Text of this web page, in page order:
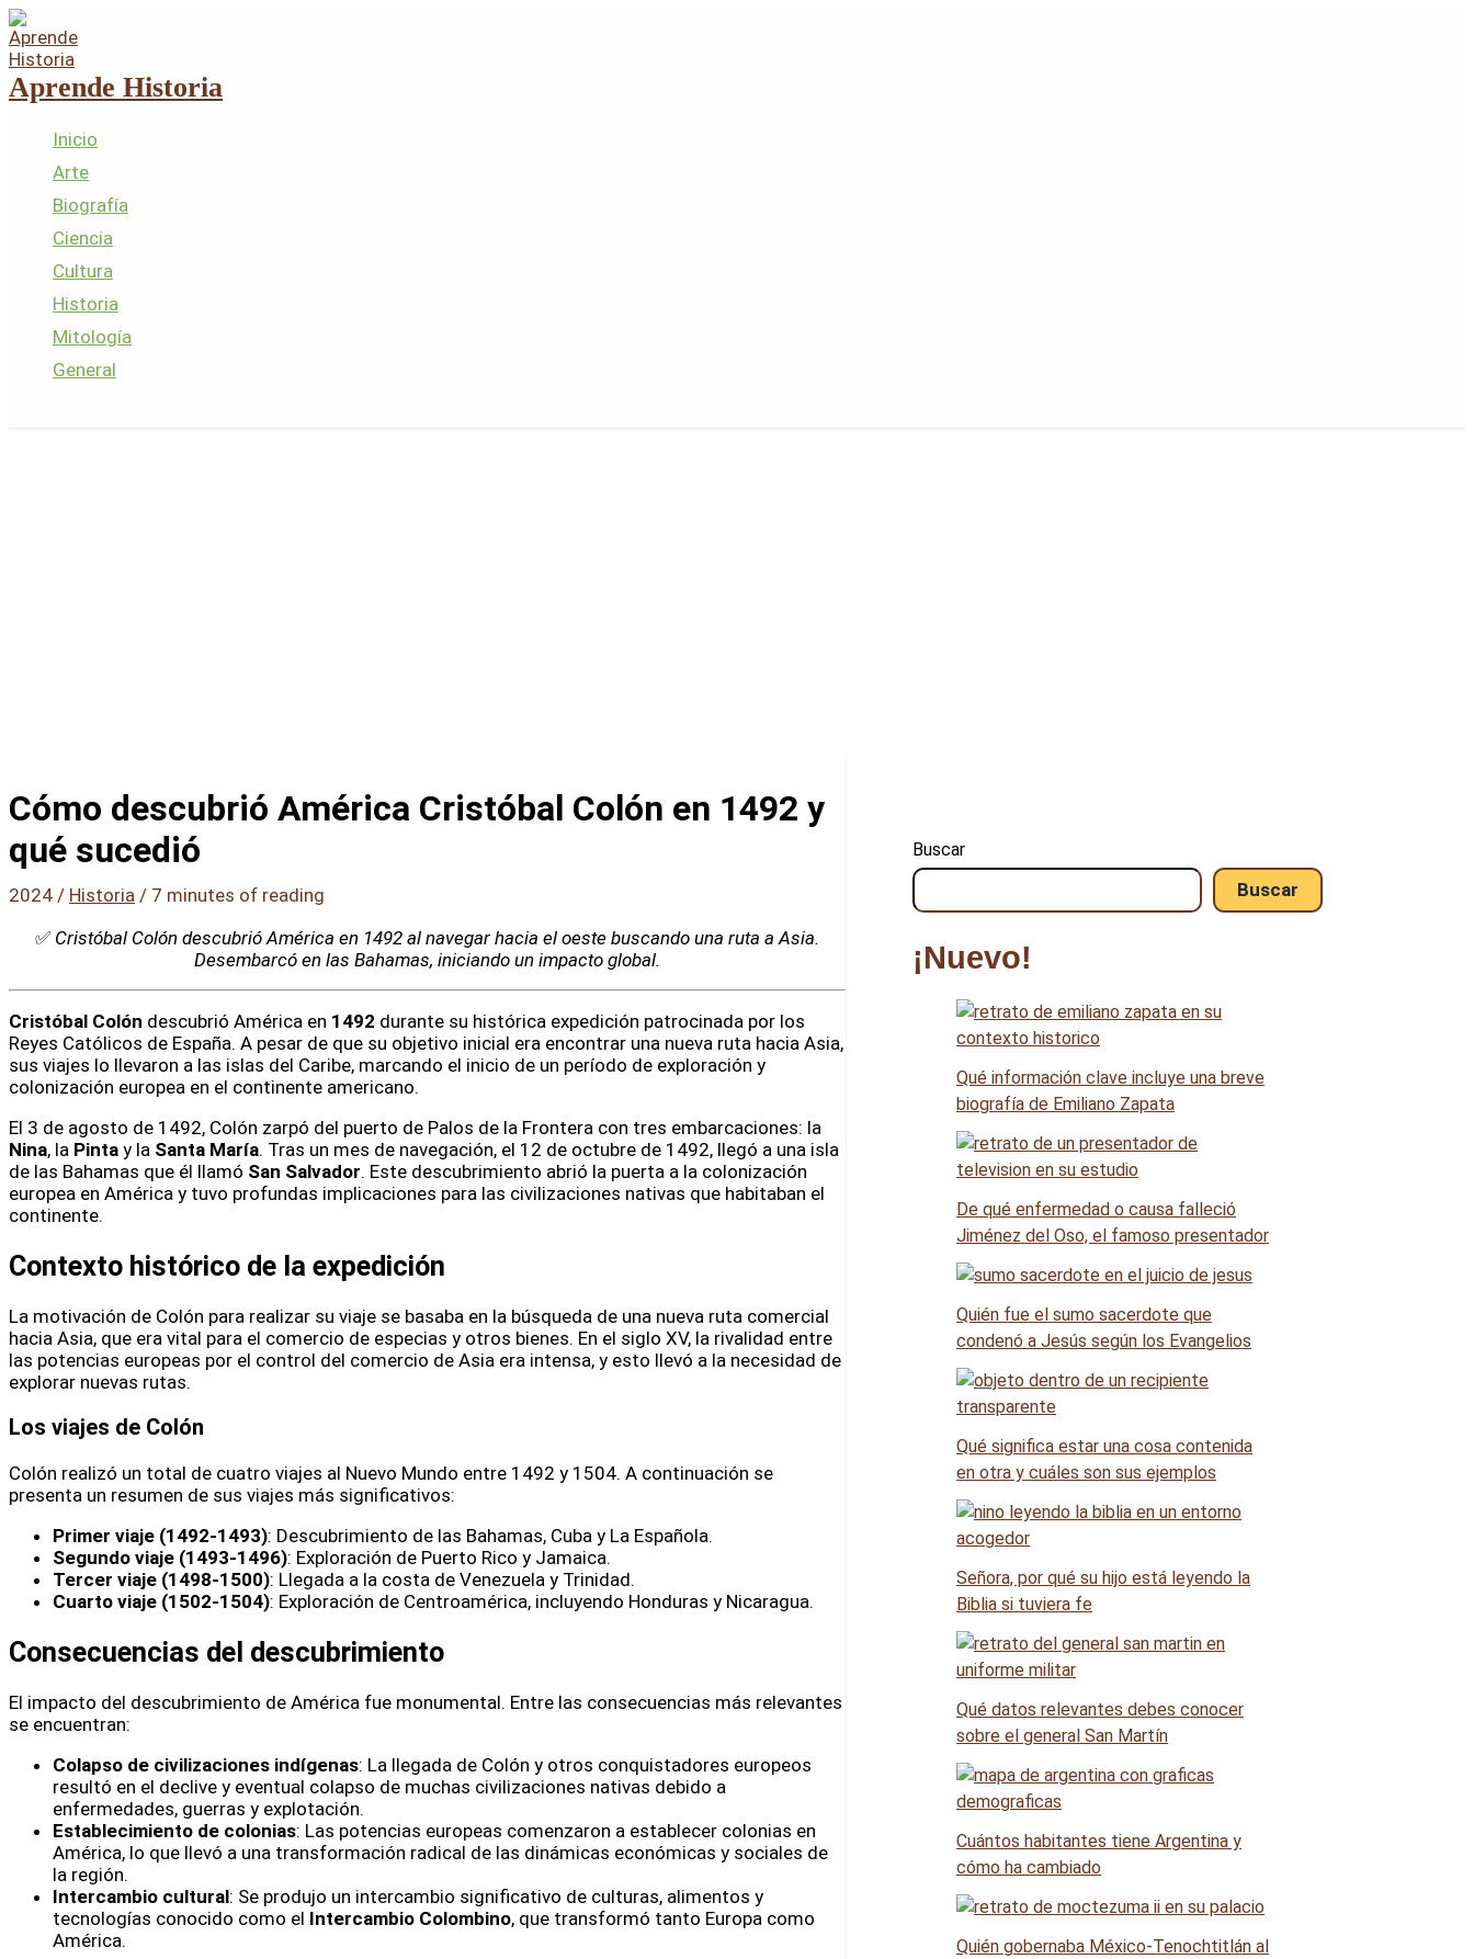
Ir
al
contenido
Aprende Historia
Inicio
Arte
Biografía
Ciencia
Cultura
Historia
Mitología
General
Cómo descubrió América Cristóbal Colón en 1492 y
qué sucedió
2024 / Historia / 7 minutes of reading
✅ Cristóbal Colón descubrió América en 1492 al navegar hacia el oeste buscando una ruta a Asia.
Desembarcó en las Bahamas, iniciando un impacto global.
Cristóbal Colón descubrió América en 1492 durante su histórica expedición patrocinada por los
Reyes Católicos de España. A pesar de que su objetivo inicial era encontrar una nueva ruta hacia Asia,
sus viajes lo llevaron a las islas del Caribe, marcando el inicio de un período de exploración y
colonización europea en el continente americano.
El 3 de agosto de 1492, Colón zarpó del puerto de Palos de la Frontera con tres embarcaciones: la
Nina, la Pinta y la Santa María. Tras un mes de navegación, el 12 de octubre de 1492, llegó a una isla
de las Bahamas que él llamó San Salvador. Este descubrimiento abrió la puerta a la colonización
europea en América y tuvo profundas implicaciones para las civilizaciones nativas que habitaban el
continente.
Contexto histórico de la expedición
La motivación de Colón para realizar su viaje se basaba en la búsqueda de una nueva ruta comercial
hacia Asia, que era vital para el comercio de especias y otros bienes. En el siglo XV, la rivalidad entre
las potencias europeas por el control del comercio de Asia era intensa, y esto llevó a la necesidad de
explorar nuevas rutas.
Los viajes de Colón
Colón realizó un total de cuatro viajes al Nuevo Mundo entre 1492 y 1504. A continuación se
presenta un resumen de sus viajes más significativos:
Primer viaje (1492-1493): Descubrimiento de las Bahamas, Cuba y La Española.
Segundo viaje (1493-1496): Exploración de Puerto Rico y Jamaica.
Tercer viaje (1498-1500): Llegada a la costa de Venezuela y Trinidad.
Cuarto viaje (1502-1504): Exploración de Centroamérica, incluyendo Honduras y Nicaragua.
Consecuencias del descubrimiento
El impacto del descubrimiento de América fue monumental. Entre las consecuencias más relevantes
se encuentran:
Colapso de civilizaciones indígenas: La llegada de Colón y otros conquistadores europeos
resultó en el declive y eventual colapso de muchas civilizaciones nativas debido a
enfermedades, guerras y explotación.
Establecimiento de colonias: Las potencias europeas comenzaron a establecer colonias en
América, lo que llevó a una transformación radical de las dinámicas económicas y sociales de
la región.
Intercambio cultural: Se produjo un intercambio significativo de culturas, alimentos y
tecnologías conocido como el Intercambio Colombino, que transformó tanto Europa como
América.
Buscar
Buscar
¡Nuevo!
Qué información clave incluye una breve
biografía de Emiliano Zapata
De qué enfermedad o causa falleció
Jiménez del Oso, el famoso presentador
Quién fue el sumo sacerdote que
condenó a Jesús según los Evangelios
Qué significa estar una cosa contenida
en otra y cuáles son sus ejemplos
Señora, por qué su hijo está leyendo la
Biblia si tuviera fe
Qué datos relevantes debes conocer
sobre el general San Martín
Cuántos habitantes tiene Argentina y
cómo ha cambiado
Quién gobernaba México-Tenochtitlán al